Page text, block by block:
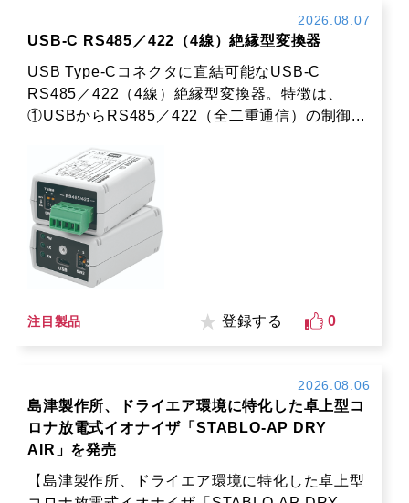
2026.08.07
USB-C RS485／422（4線）絶縁型変換器
USB Type-Cコネクタに直結可能なUSB-C
RS485／422（4線）絶縁型変換器。特徴は、
①USBからRS485／422（全二重通信）の制御...
注目製品 登録する 0
2026.08.06
島津製作所、ドライエア環境に特化した卓上型コ
ロナ放電式イオナイザ「STABLO-AP DRY
AIR」を発売
【島津製作所、ドライエア環境に特化した卓上型